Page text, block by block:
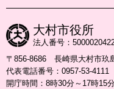
大村市役所
法人番号：
〒856-8686 長崎県大村市玖
代表電話番号：0957-53-4111
開庁時間：8時30分～17時15